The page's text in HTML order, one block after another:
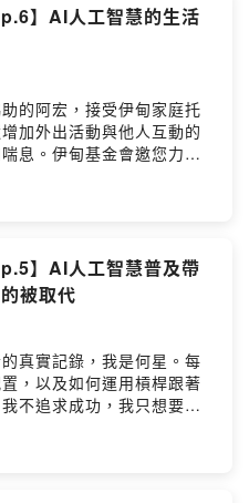
迎光臨聲友會‧訂閱分享不
的LINE@，ID：
LINE@連結：
助支持本節目：
ckgns2lz5x15f0885yqni
的想法：
ckgns2lz5x15f0885yqni
小蔡把拔》YouTube頻
@tsaipapa100Powered
】AI人工智慧的生活
的阿宏，接受伊甸家庭托
加外出活動與他人互動的
息。伊甸基金會邀您力挺
以上為 Firstory
迎光臨聲友會‧訂閱分享不
的LINE@，ID：
LINE@連結：
助支持本節目：
ckgns2lz5x15f0885yqni
的想法：
ckgns2lz5x15f0885yqni
Firstory Hosting
】AI人工智慧普及帶
被取代
真實記錄，我是何星。每
，以及如何運用槓桿跟著
不追求成功，我只想要生
以上為 Firstory